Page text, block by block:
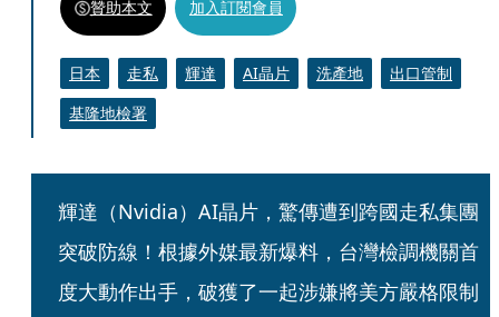
贊助本文 加入訂閱會員
日本 走私 輝達 AI晶片 洗產地
出口管制
基隆地檢署
輝達（Nvidia）AI晶片，驚傳遭到跨國走私集團
突破防線！根據外媒最新爆料，台灣檢調機關首
度大動作出手，破獲了一起涉嫌將美方嚴格限制